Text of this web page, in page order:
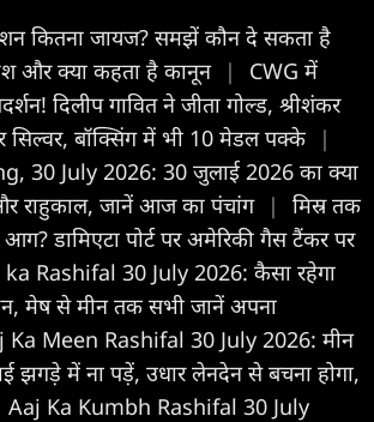
कितना जायज? समझें कौन दे सकता है
और क्या कहता है कानून |
CWG में
दिलीप गावित ने जीता गोल्ड, श्रीशंकर
सिल्वर, बॉक्सिंग में भी 10 मेडल पक्के
|
30 July 2026: 30 जुलाई 2026 का क्या
राहुकाल, जानें आज का पंचांग |
मिस्र तक
आग? डामिएटा पोर्ट पर अमेरिकी गैस टैंकर पर
Rashifal 30 July 2026: कैसा रहेगा
मेष से मीन तक सभी जानें अपना
Ka Meen Rashifal 30 July 2026: मीन
झगड़े में ना पड़ें, उधार लेनदेन से बचना होगा,
Aaj Ka Kumbh Rashifal 30 July